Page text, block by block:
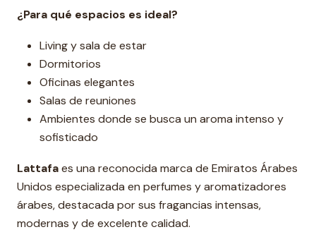
¿Para qué espacios es ideal?
Living y sala de estar
Dormitorios
Oficinas elegantes
Salas de reuniones
Ambientes donde se busca un aroma intenso y
sofisticado
Lattafaes una reconocida marca de Emiratos Árabes
Unidos especializada en perfumes y aromatizadores
árabes, destacada por sus fragancias intensas,
modernas y de excelente calidad.